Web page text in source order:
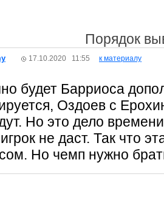
Порядок
17.10.2020 11:55 к материалу
будет Барриоса
Оздоев с
Но это дело
не даст. Так что
Но чемп нужно